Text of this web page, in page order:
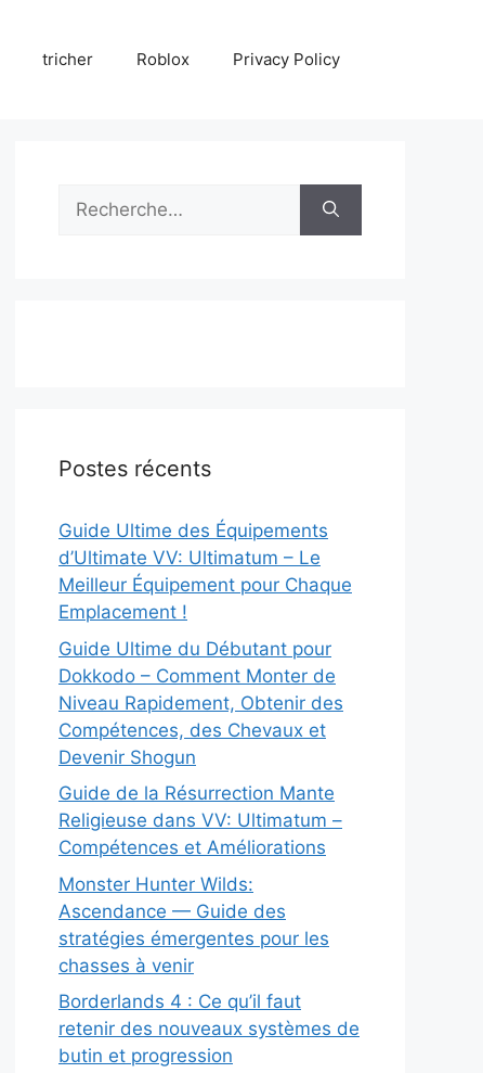
tricher Roblox Privacy Policy
Rechercher :
Postes récents
Guide Ultime des Équipements
d’Ultimate VV: Ultimatum – Le
Meilleur Équipement pour Chaque
Emplacement !
Guide Ultime du Débutant pour
Dokkodo – Comment Monter de
Niveau Rapidement, Obtenir des
Compétences, des Chevaux et
Devenir Shogun
Guide de la Résurrection Mante
Religieuse dans VV: Ultimatum –
Compétences et Améliorations
Monster Hunter Wilds:
Ascendance — Guide des
stratégies émergentes pour les
chasses à venir
Borderlands 4 : Ce qu’il faut
retenir des nouveaux systèmes de
butin et progression